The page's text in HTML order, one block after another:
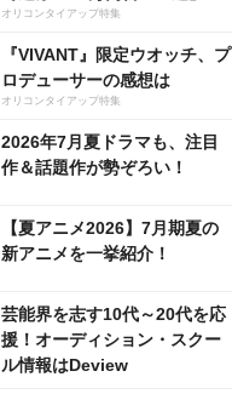
オリコンタイアップ特集
『VIVANT』限定ウオッチ、プ
ロデューサーの感想は
オリコンタイアップ特集
2026年7月夏ドラマも、注目
作＆話題作が勢ぞろい！
【夏アニメ2026】7月期夏の
新アニメを一挙紹介！
芸能界を志す10代～20代を応
援！オーディション・スクー
ル情報はDeview